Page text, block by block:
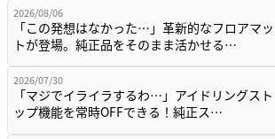
2026/08/06
「この発想はなかった…」革新的なフロアマッ
トが登場。純正品をそのまま活かせる…
2026/07/30
「マジでイライラするわ…」アイドリングスト
ップ機能を常時OFFできる！純正ス…